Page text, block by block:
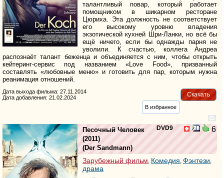
талантливый повар, который работает
помощником в шикарном ресторане
Цюриха. Эта должность не соответствует
его высокому уровню владения
экзотической кухней Шри-Ланки, но всё бы
ещё ничего, если бы однажды парня не
уволили. К счастью, коллега Андреа
распознаёт талант беженца и объединяется с ним, чтобы открыть
кейтеринг-сервис под названием «Love Food», призванный
составлять «любовные меню» и готовить для пар, которым нужна
реанимация отношений.
Скачать
Дата выхода фильма: 27.11.2014
Дата добавления: 21.02.2024
В избранное
DVD9 6
Песочный Человек
(2011)
(Der Sandmann)
Зарубежный фильм Комедия Фэнтези
драма